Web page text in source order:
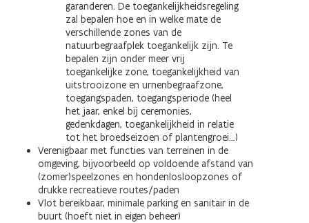
garanderen. De toegankelijkheidsregeling
zal bepalen hoe en in welke mate de
verschillende zones van de
natuurbegraafplek toegankelijk zijn. Te
bepalen zijn onder meer vrij
toegankelijke zone, toegankelijkheid van
uitstrooizone en urnenbegraafzone,
toegangspaden, toegangsperiode (heel
het jaar, enkel bij ceremonies,
gedenkdagen, toegankelijkheid in relatie
tot het broedseizoen of plantengroei…)
Verenigbaar met functies van terreinen in de
omgeving, bijvoorbeeld op voldoende afstand van
(zomer)speelzones en hondenlosloopzones of
drukke recreatieve routes/paden
Vlot bereikbaar, minimale parking en sanitair in de
buurt (hoeft niet in eigen beheer)